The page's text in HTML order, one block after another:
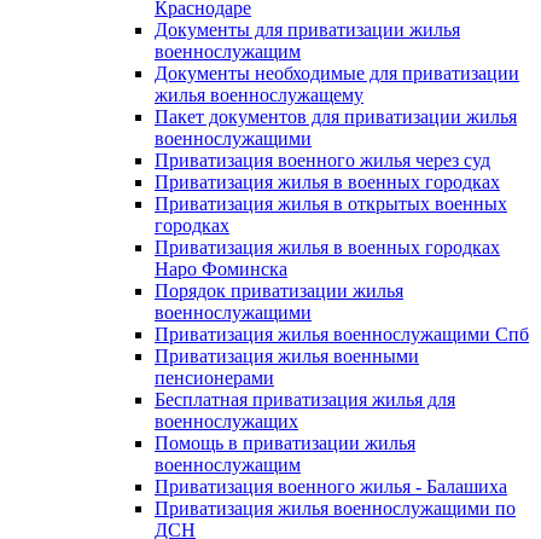
Краснодаре
Документы для приватизации жилья
военнослужащим
Документы необходимые для приватизации
жилья военнослужащему
Пакет документов для приватизации жилья
военнослужащими
Приватизация военного жилья через суд
Приватизация жилья в военных городках
Приватизация жилья в открытых военных
городках
Приватизация жилья в военных городках
Наро Фоминска
Порядок приватизации жилья
военнослужащими
Приватизация жилья военнослужащими Спб
Приватизация жилья военными
пенсионерами
Бесплатная приватизация жилья для
военнослужащих
Помощь в приватизации жилья
военнослужащим
Приватизация военного жилья - Балашиха
Приватизация жилья военнослужащими по
ДСН